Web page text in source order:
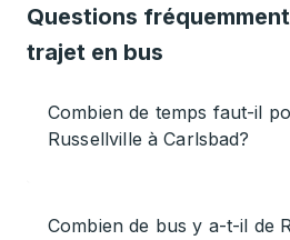
Questions
trajet en bus
Combien de temps faut-il
Russellville à Carlsbad?
Combien de bus y a-t-il de